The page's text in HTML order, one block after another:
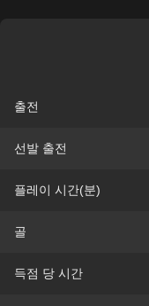
출전
선발 출전
플레이 시간(분)
골
득점 당 시간